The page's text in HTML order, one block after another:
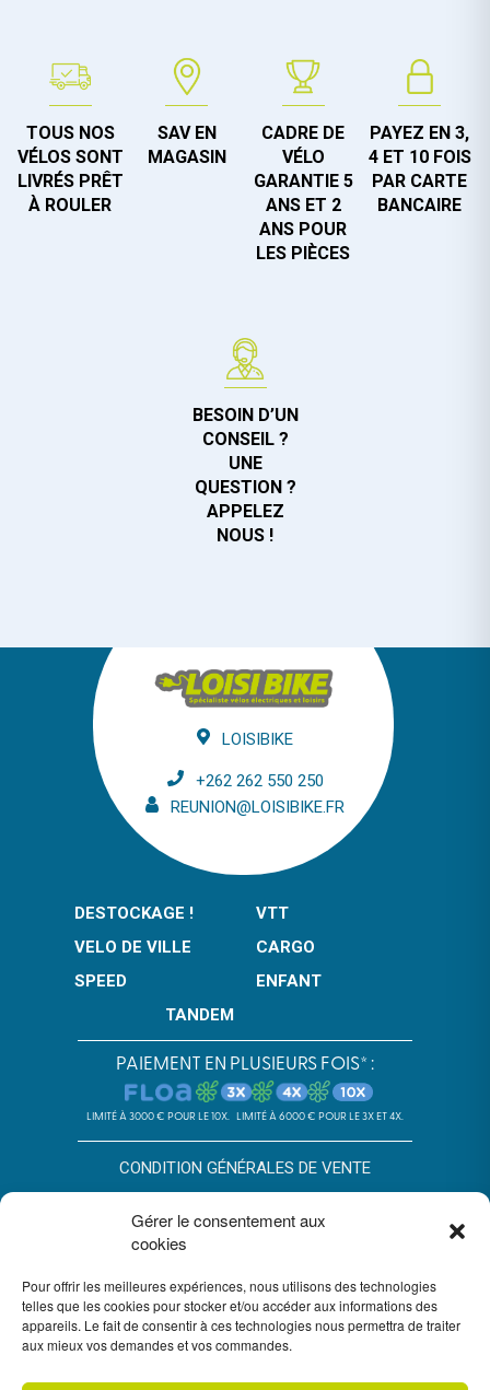
Gérer le consentement aux
cookies
Pour offrir les meilleures expériences, nous utilisons des technologies
telles que les cookies pour stocker et/ou accéder aux informations des
appareils. Le fait de consentir à ces technologies nous permettra de traiter
aux mieux vos demandes et vos commandes.
TOUS NOS
VÉLOS SONT
LIVRÉS PRÊT
À ROULER
SAV EN
MAGASIN
CADRE DE
VÉLO
GARANTIE 5
ANS ET 2
ANS POUR
LES PIÈCES
PAYEZ EN 3,
4 ET 10 FOIS
PAR CARTE
BANCAIRE
BESOIN D’UN
CONSEIL ?
UNE
QUESTION ?
APPELEZ
NOUS !
LOISIBIKE
+262 262 550 250
REUNION@LOISIBIKE.FR
DESTOCKAGE !
VTT
VELO DE VILLE
CARGO
SPEED
ENFANT
TANDEM
PAIEMENT EN PLUSIEURS FOIS* :
LIMITÉ À 3000 € POUR LE 10X. LIMITÉ À 6000 € POUR LE 3X ET 4X.
CONDITION GÉNÉRALES DE VENTE
*SOUS RÉSERVE D’ACCEPTATION DU DOSSIER PAR FLOA. SA AU
IMMEUBLE G7, 71 RUE LUCIEN FAURE 33300 BORDEAUX,
ENREGISTRÉE À L’ORIAS SOUS LE N°07028160. SOUMISE AU
CONTRÔLE DE L’AUTORITÉ DE CONTRÔLE PRUDENTIEL ET DE
RÉSOLUTION, 4 PLACE DE BUDAPEST CS 92459, 75436 PARIS.
VOUS DISPOSEZ DU DÉLAI LÉGAL DE RÉTRACTATION. VOIR